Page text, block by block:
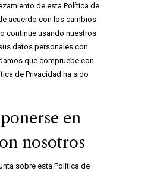
de esta Política de
acuerdo con los cambios
continúe usando nuestros
datos personales con
que compruebe con
de Privacidad ha sido
en
nosotros
sobre esta Política de